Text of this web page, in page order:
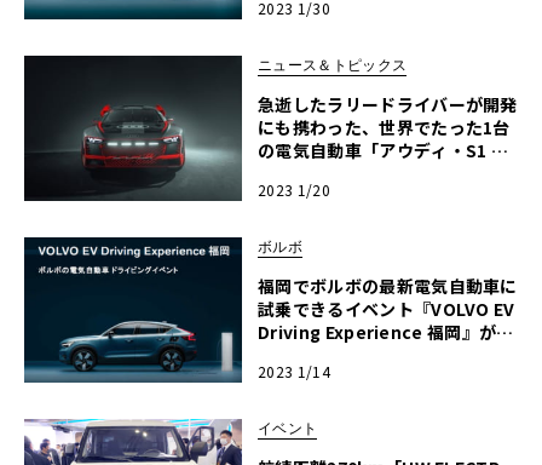
付中‼
2023 1/30
ニュース＆トピックス
急逝したラリードライバーが開発
にも携わった、世界でたった1台
の電気自動車「アウディ・S1 フ
催
2023 1/20
ボルボ
福岡でボルボの最新電気自動車に
試乗できるイベント『VOLVO EV
Driving Experience 福岡』が1
中‼
2023 1/14
イベント